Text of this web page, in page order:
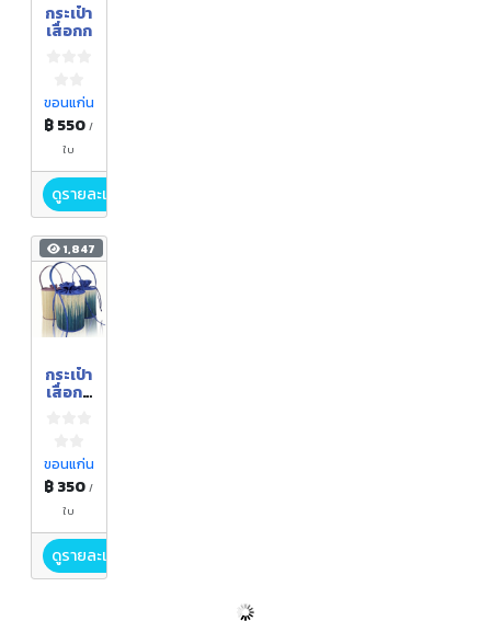
กระเป๋า
เสื่อกก
ขอนแก่น
฿ 550/
ใบ
ดูรายละเอียด
1,847
กระเป๋า
เสื่อกก
ขอนแก่น
฿ 350/
ใบ
ดูรายละเอียด